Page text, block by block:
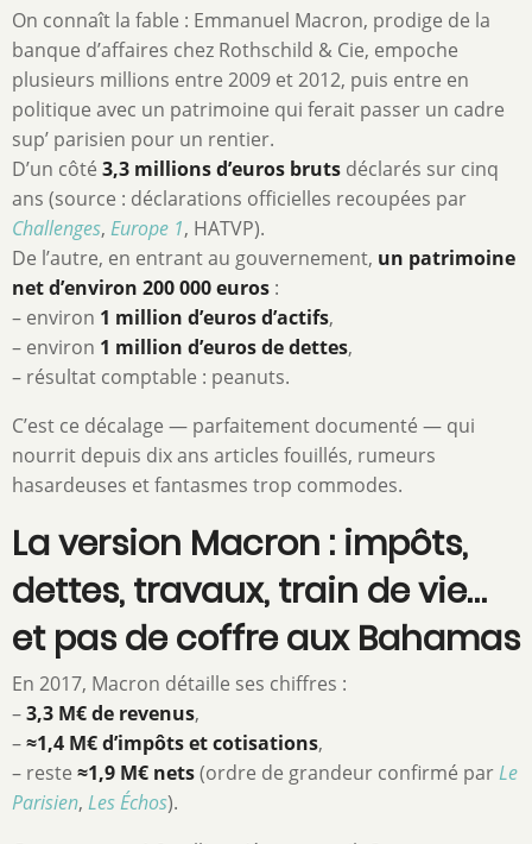
On connaît la fable : Emmanuel Macron, prodige de la
banque d’affaires chez Rothschild & Cie, empoche
plusieurs millions entre 2009 et 2012, puis entre en
politique avec un patrimoine qui ferait passer un cadre
sup’ parisien pour un rentier.
D’un côté 3,3 millions d’euros bruts déclarés sur cinq
ans (source : déclarations officielles recoupées par
Challenges, Europe 1, HATVP).
De l’autre, en entrant au gouvernement, un patrimoine
net d’environ 200 000 euros :
– environ 1 million d’euros d’actifs,
– environ 1 million d’euros de dettes,
– résultat comptable : peanuts.
C’est ce décalage — parfaitement documenté — qui
nourrit depuis dix ans articles fouillés, rumeurs
hasardeuses et fantasmes trop commodes.
La version Macron : impôts,
dettes, travaux, train de vie…
et pas de coffre aux Bahamas
En 2017, Macron détaille ses chiffres :
–3,3 M€ de revenus,
–≈1,4 M€ d’impôts et cotisations,
– reste ≈1,9 M€ nets(ordre de grandeur confirmé parLe
Parisien, Les Échos).